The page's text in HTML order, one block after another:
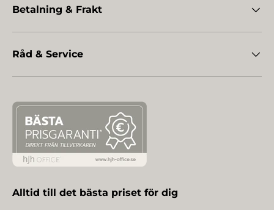
Betalning & Frakt
Råd & Service
Alltid till det bästa priset för dig